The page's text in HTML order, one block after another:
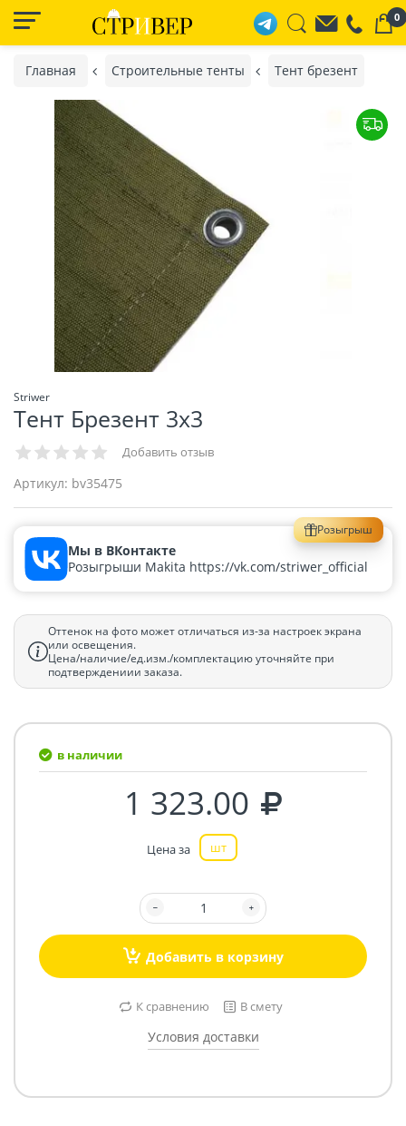
0
Главная Строительные тенты Тент брезент
Striwer
Тент Брезент 3х3
Добавить отзыв
Артикул: bv35475
Розыгрыш
Мы в ВКонтакте
Розыгрыши Makita https://vk.com/striwer_official
Оттенок на фото может отличаться из-за настроек экрана
или освещения.
Цена/наличие/ед.изм./комплектацию уточняйте при
подтверждениии заказа.
в наличии
1 323.00
Цена за шт
Добавить в корзину
К сравнению В смету
Условия доставки